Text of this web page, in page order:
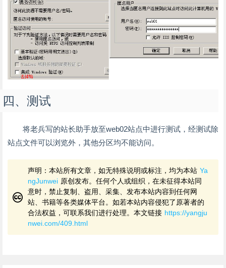
四、测试
将老兵写的站长助手放至web02站点中进行测试，经测试除
站点文件可以浏览外，其他分区均不能访问。
声明：本站所有文章，如无特殊说明或标注，均为本站 Ya
ngJunwei 原创发布。任何个人或组织，在未征得本站同
意时，禁止复制、盗用、采集、发布本站内容到任何网
站、书籍等各类媒体平台。如若本站内容侵犯了原著者的
合法权益，可联系我们进行处理。本文链接 https://yangju
nwei.com/409.html